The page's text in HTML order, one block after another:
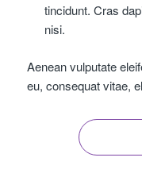
tincidunt. Cras
nisi.
Aenean vulputate
eu, consequat vitae,